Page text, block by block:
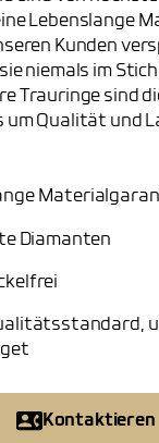
Lebenslange
Kunden
niemals im
Trauringe sind
um Qualität und
Diamanten
Kontaktieren